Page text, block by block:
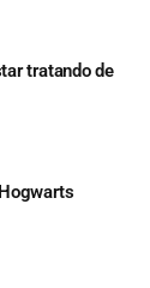
tratando de